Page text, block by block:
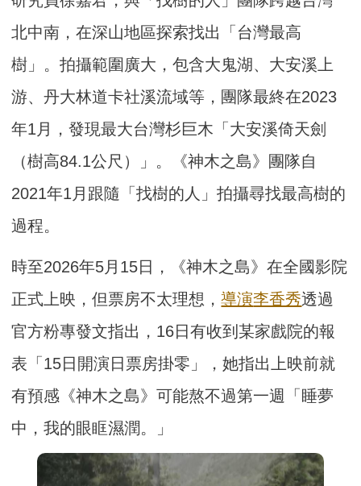
北中南，在深山地區探索找出「台灣最高
樹」。拍攝範圍廣大，包含大鬼湖、大安溪上
游、丹大林道卡社溪流域等，團隊最終在2023
年1月，發現最大台灣杉巨木「大安溪倚天劍
（樹高84.1公尺）」。《神木之島》團隊自
2021年1月跟隨「找樹的人」拍攝尋找最高樹的
過程。
時至2026年5月15日，《神木之島》在全國影院
正式上映，但票房不太理想，導演李香秀透過
官方粉專發文指出，16日有收到某家戲院的報
表「15日開演日票房掛零」，她指出上映前就
有預感《神木之島》可能熬不過第一週「睡夢
中，我的眼眶濕潤。」